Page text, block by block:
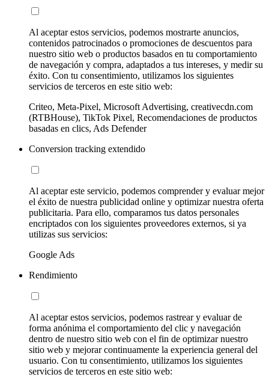
Al aceptar estos servicios, podemos mostrarte anuncios,
contenidos patrocinados o promociones de descuentos para
nuestro sitio web o productos basados en tu comportamiento
de navegación y compra, adaptados a tus intereses, y medir su
éxito. Con tu consentimiento, utilizamos los siguientes
servicios de terceros en este sitio web:
Criteo, Meta-Pixel, Microsoft Advertising, creativecdn.com
(RTBHouse), TikTok Pixel, Recomendaciones de productos
basadas en clics, Ads Defender
Conversion tracking extendido
Al aceptar este servicio, podemos comprender y evaluar mejor
el éxito de nuestra publicidad online y optimizar nuestra oferta
publicitaria. Para ello, comparamos tus datos personales
encriptados con los siguientes proveedores externos, si ya
utilizas sus servicios:
Google Ads
Rendimiento
Al aceptar estos servicios, podemos rastrear y evaluar de
forma anónima el comportamiento del clic y navegación
dentro de nuestro sitio web con el fin de optimizar nuestro
sitio web y mejorar continuamente la experiencia general del
usuario. Con tu consentimiento, utilizamos los siguientes
servicios de terceros en este sitio web: